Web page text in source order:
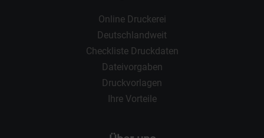
Online Druckerei
Deutschlandweit
Checkliste Druckdaten
Dateivorgaben
Druckvorlagen
Ihre Vorteile